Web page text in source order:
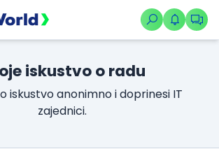
iskustvo o radu
iskustvo anonimno i doprinesi IT
zajednici.